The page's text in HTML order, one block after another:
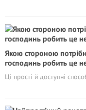
Якою стороною
господинь робить це
Ці прості й доступні